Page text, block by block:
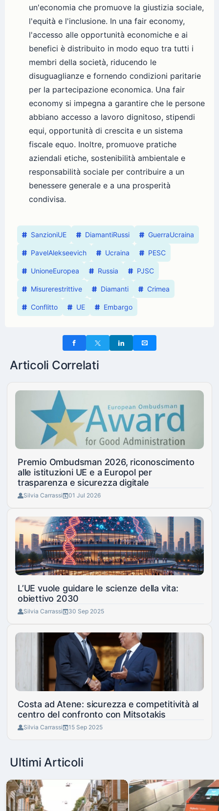
un'economia che promuove la giustizia sociale,
l'equità e l'inclusione. In una fair economy,
l'accesso alle opportunità economiche e ai
benefici è distribuito in modo equo tra tutti i
membri della società, riducendo le
disuguaglianze e fornendo condizioni paritarie
per la partecipazione economica. Una fair
economy si impegna a garantire che le persone
abbiano accesso a lavoro dignitoso, stipendi
equi, opportunità di crescita e un sistema
fiscale equo. Inoltre, promuove pratiche
aziendali etiche, sostenibilità ambientale e
responsabilità sociale per contribuire a un
benessere generale e a una prosperità
condivisa.
SanzioniUE DiamantiRussi GuerraUcraina
PavelAlekseevich Ucraina PESC
UnioneEuropea Russia PJSC
Misurerestrittive Diamanti Crimea
Conflitto UE Embargo
Articoli Correlati
Premio Ombudsman 2026, riconoscimento
alle istituzioni UE e a Europol per
trasparenza e sicurezza digitale
Silvia Carrassi 01 Jul 2026
L’UE vuole guidare le scienze della vita:
obiettivo 2030
Silvia Carrassi 30 Sep 2025
Costa ad Atene: sicurezza e competitività al
centro del confronto con Mitsotakis
Silvia Carrassi 15 Sep 2025
Ultimi Articoli